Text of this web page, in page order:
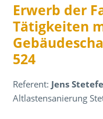
Erwerb der
Tätigkeiten
524
Referent: Jens
Altlastensanierung